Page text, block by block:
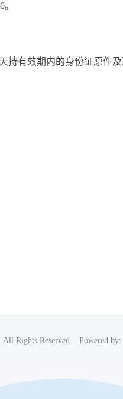
持有效期内的身份证原件
Rights Reserved Powered by: